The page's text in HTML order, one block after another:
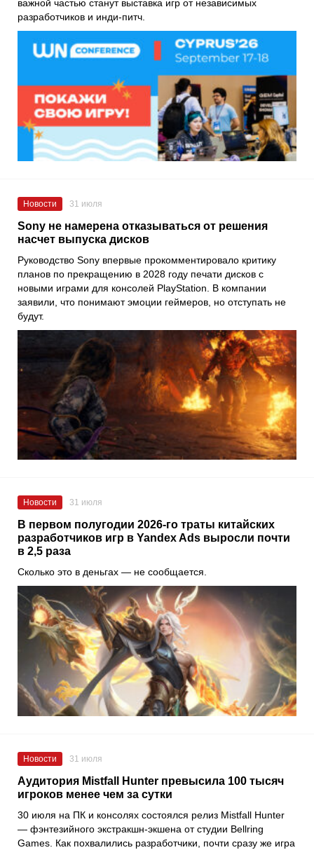
важной частью станут выставка игр от независимых
разработчиков и инди-питч.
Новости 31 июля
Sony не намерена отказываться от решения
насчет выпуска дисков
Руководство Sony впервые прокомментировало критику
планов по прекращению в 2028 году печати дисков с
новыми играми для консолей PlayStation. В компании
заявили, что понимают эмоции геймеров, но отступать не
будут.
Новости 31 июля
В первом полугодии 2026-го траты китайских
разработчиков игр в Yandex Ads выросли почти
в 2,5 раза
Сколько это в деньгах — не сообщается.
Новости 31 июля
Аудитория Mistfall Hunter превысила 100 тысяч
игроков менее чем за сутки
30 июля на ПК и консолях состоялся релиз Mistfall Hunter
— фэнтезийного экстракшн-экшена от студии Bellring
Games. Как похвалились разработчики, почти сразу же игра